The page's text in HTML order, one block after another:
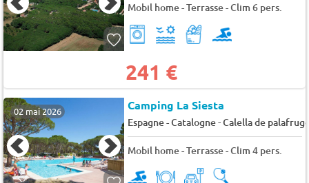
Mobil home - Terrasse - Clim 6 pers.
241 €
02 mai 2026 Camping La Siesta
Espagne - Catalogne-Calella de
Mobil home - Terrasse - Clim 4 pers.